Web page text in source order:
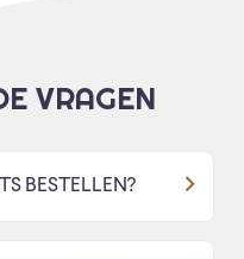
VRAGEN
BESTELLEN?